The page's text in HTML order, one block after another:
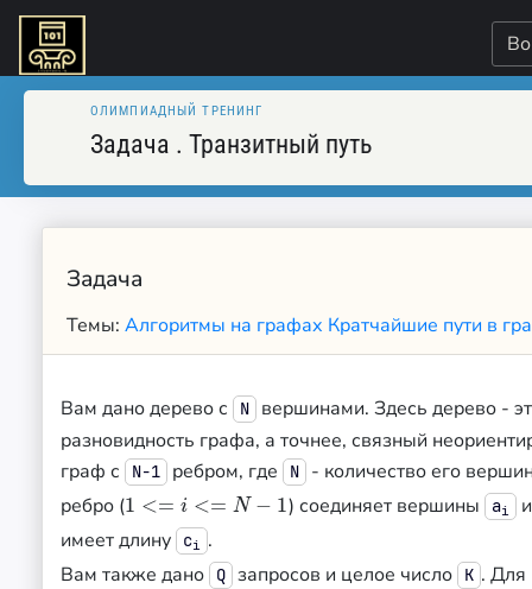
ОЛИМПИАДНЫЙ ТРЕНИНГ
Задача . Транзитный путь
Задача
Темы: Алгоритмы на графах Кратчайшие пути в
Вам дано дерево с N
вершинами. Здесь дерево -
разновидность графа, а точнее, связный
граф с
N−1 ребром, где N
- количество его
ребро (1 <= i <= N − 1
1 <=i<= N−1 ) соединяет вершины ai
имеет длину
ci
.
Вам также дано
Q запросов и целое число K .